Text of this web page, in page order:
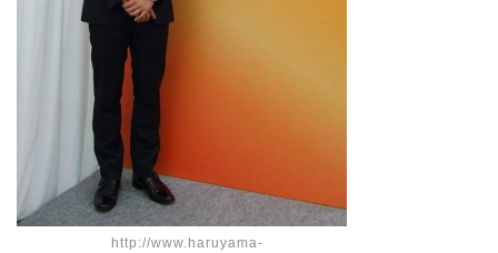
http://www.haruyama-